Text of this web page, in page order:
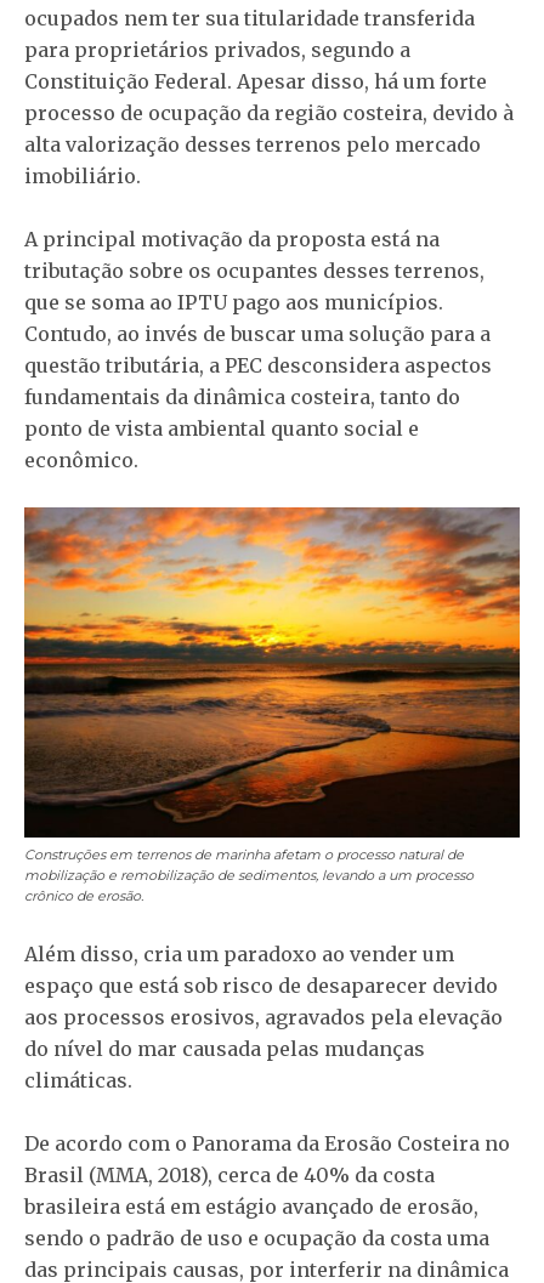
ocupados nem ter sua titularidade transferida
para proprietários privados, segundo a
Constituição Federal. Apesar disso, há um forte
processo de ocupação da região costeira, devido à
alta valorização desses terrenos pelo mercado
imobiliário.
A principal motivação da proposta está na
tributação sobre os ocupantes desses terrenos,
que se soma ao IPTU pago aos municípios.
Contudo, ao invés de buscar uma solução para a
questão tributária, a PEC desconsidera aspectos
fundamentais da dinâmica costeira, tanto do
ponto de vista ambiental quanto social e
econômico.
Construções em terrenos de marinha afetam o processo natural de
mobilização e remobilização de sedimentos, levando a um processo
crônico de erosão.
Além disso, cria um paradoxo ao vender um
espaço que está sob risco de desaparecer devido
aos processos erosivos, agravados pela elevação
do nível do mar causada pelas mudanças
climáticas.
De acordo com o Panorama da Erosão Costeira no
Brasil (MMA, 2018), cerca de 40% da costa
brasileira está em estágio avançado de erosão,
sendo o padrão de uso e ocupação da costa uma
das principais causas, por interferir na dinâmica